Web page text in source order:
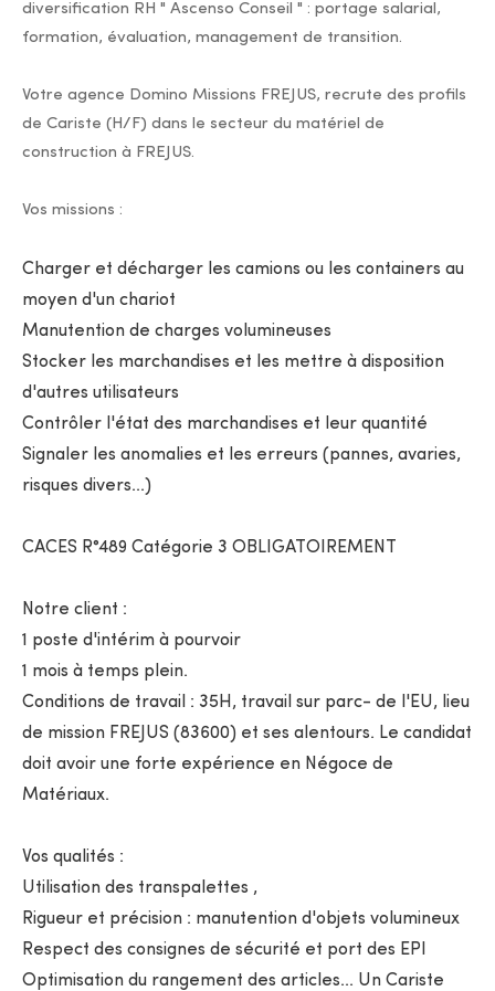
diversification RH " Ascenso Conseil " : portage salarial,
formation, évaluation, management de transition.
Votre agence Domino Missions FREJUS, recrute des profils
de Cariste (H/F) dans le secteur du matériel de
construction à FREJUS.
Vos missions :
Charger et décharger les camions ou les containers au
moyen d'un chariot
Manutention de charges volumineuses
Stocker les marchandises et les mettre à disposition
d'autres utilisateurs
Contrôler l'état des marchandises et leur quantité
Signaler les anomalies et les erreurs (pannes, avaries,
risques divers...)
CACES R°489 Catégorie 3 OBLIGATOIREMENT
Notre client :
1 poste d'intérim à pourvoir
1 mois à temps plein.
Conditions de travail : 35H, travail sur parc- de l'EU, lieu
de mission FREJUS (83600) et ses alentours. Le candidat
doit avoir une forte expérience en Négoce de
Matériaux.
Vos qualités :
Utilisation des transpalettes ,
Rigueur et précision : manutention d'objets volumineux
Respect des consignes de sécurité et port des EPI
Optimisation du rangement des articles... Un Cariste